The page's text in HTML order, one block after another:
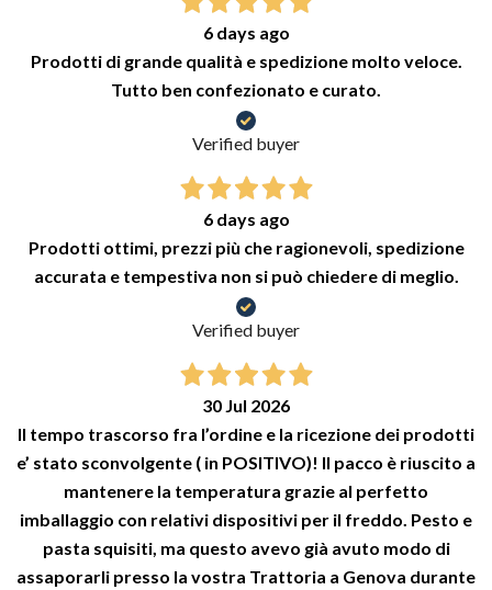
6 days ago
Prodotti di grande qualità e spedizione molto veloce.
Tutto ben confezionato e curato.
Verified buyer
6 days ago
Prodotti ottimi, prezzi più che ragionevoli, spedizione
accurata e tempestiva non si può chiedere di meglio.
Verified buyer
30 Jul 2026
Il tempo trascorso fra l’ordine e la ricezione dei prodotti
e’ stato sconvolgente ( in POSITIVO)! Il pacco è riuscito a
mantenere la temperatura grazie al perfetto
imballaggio con relativi dispositivi per il freddo. Pesto e
pasta squisiti, ma questo avevo già avuto modo di
assaporarli presso la vostra Trattoria a Genova durante